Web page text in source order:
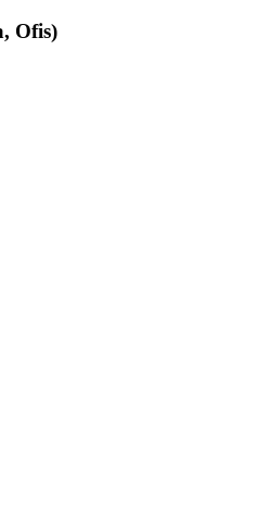
Ofis)